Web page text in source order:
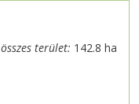
összes terület: 142.8 ha